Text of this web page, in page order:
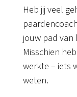
Heb jij veel
jouw pad van
Misschien
werkte – iets
weten.